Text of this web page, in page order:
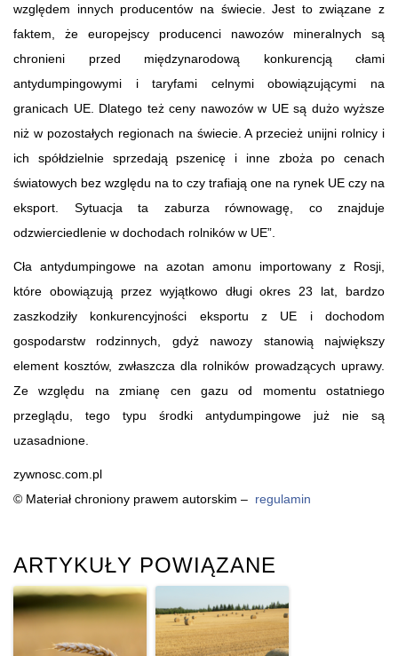
względem innych producentów na świecie. Jest to związane z
faktem, że europejscy producenci nawozów mineralnych są
chronieni przed międzynarodową konkurencją cłami
antydumpingowymi i taryfami celnymi obowiązującymi na
granicach UE. Dlatego też ceny nawozów w UE są dużo wyższe
niż w pozostałych regionach na świecie. A przecież unijni rolnicy i
ich spółdzielnie sprzedają pszenicę i inne zboża po cenach
światowych bez względu na to czy trafiają one na rynek UE czy na
eksport. Sytuacja ta zaburza równowagę, co znajduje
odzwierciedlenie w dochodach rolników w UE”.
Cła antydumpingowe na azotan amonu importowany z Rosji,
które obowiązują przez wyjątkowo długi okres 23 lat, bardzo
zaszkodziły konkurencyjności eksportu z UE i dochodom
gospodarstw rodzinnych, gdyż nawozy stanowią największy
element kosztów, zwłaszcza dla rolników prowadzących uprawy.
Ze względu na zmianę cen gazu od momentu ostatniego
przeglądu, tego typu środki antydumpingowe już nie są
uzasadnione.
zywnosc.com.pl
© Materiał chroniony prawem autorskim – regulamin
ARTYKUŁY POWIĄZANE